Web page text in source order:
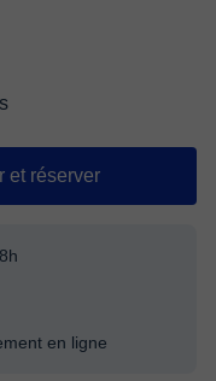
et réserver
en ligne